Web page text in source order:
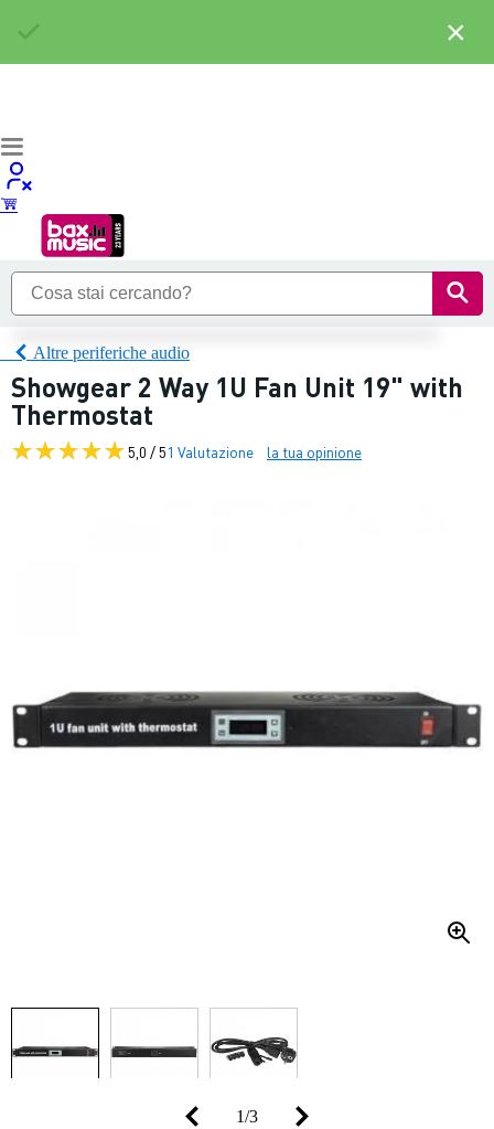
Altre periferiche audio
Showgear 2 Way 1U Fan Unit 19" with
Thermostat
5,0 / 51 Valutazione la tua opinione
1/3
×